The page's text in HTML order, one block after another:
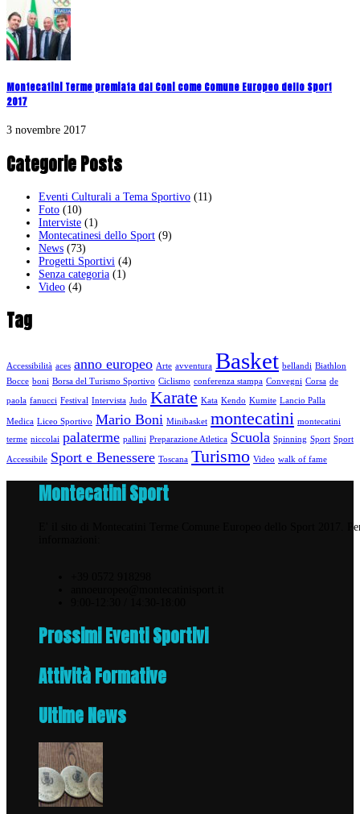
Montecatini Terme premiata dal Coni come Comune Europeo dello Sport
2017
3 novembre 2017
Categorie Posts
Eventi Culturali a Tema Sportivo (11)
Foto (10)
Interviste (1)
Montecatinesi dello Sport (9)
News (73)
Progetti Sportivi (4)
Senza categoria (1)
Video (4)
Tag
Accessibilità aces anno europeo Arte avventura Basket bellandi Biathlon
Bocce boni Borsa del Turismo Sportivo Ciclismo conferenza stampa Convegni Corsa de
paola fanucci Festival Intervista Judo Karate Kata Kendo Kumite Lancio Palla
Medica Liceo Sportivo Mario Boni Minibasket montecatini montecatini
terme niccolai palaterme pallini Preparazione Atletica Scuola Spinning Sport Sport
Accessibile Sport e Benessere Toscana Turismo Video walk of fame
Montecatini Sport
E' il sito di Montecatini Terme Comune Europeo dello Sport 2017.
Prossimi Eventi Sportivi
Attività Formative
Ultime News